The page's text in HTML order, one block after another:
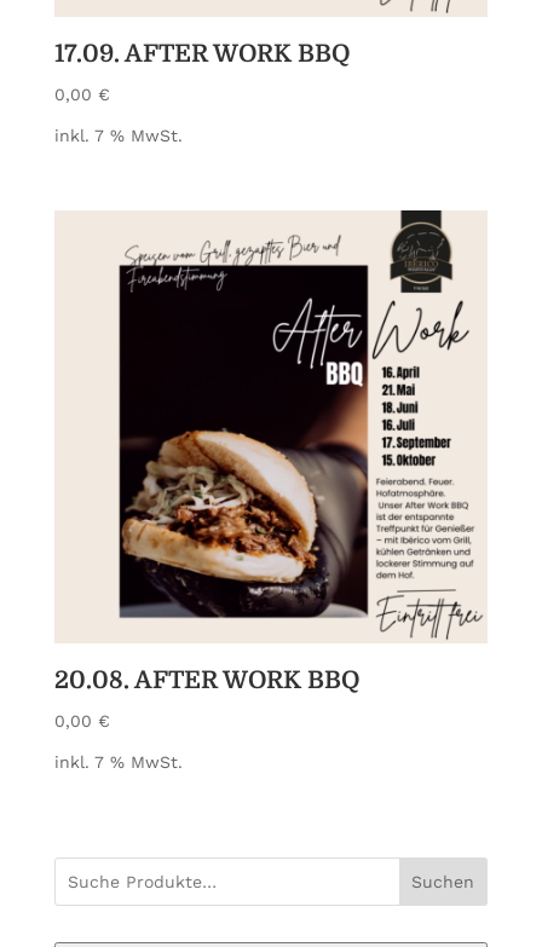
17.09. AFTER WORK BBQ
0,00 €
inkl. 7 % MwSt.
20.08. AFTER WORK BBQ
0,00 €
inkl. 7 % MwSt.
Suchen